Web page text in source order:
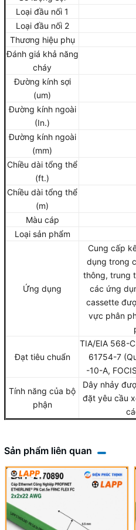
Loại đầu nối 1
Loại đầu nối 2
Thương hiệu phụ
Đánh giá khả năng
cháy
Đường kính sợi
(um)
Đường kính ngoài
(In.)
Đường kính ngoài
(mm)
Chiều dài tổng thể
(ft.)
Chiều dài tổng thể
(m)
Màu cáp
Loại sản phẩm
Ứng dụng
Cung cấp
dụng trong
thông, trung
các ứng
cassette
vực phân
Đạt tiêu chuẩn
TIA/EIA 568-
61754-7
-10-A,
Tính năng của bộ
phận
Dây nhảy
đặt yêu cầu
Sản phẩm liên quan